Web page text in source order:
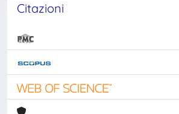
Citazioni